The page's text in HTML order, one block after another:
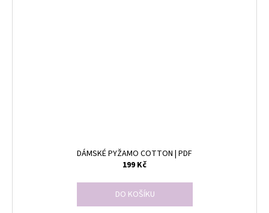
DÁMSKÉ PYŽAMO COTTON | PDF
199 Kč
DO KOŠÍKU